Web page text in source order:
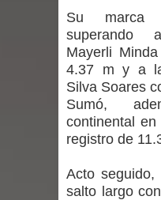
Linares:
Seremi
niños y
Del
Su marca
superando
Mayerli
4.37 m y a
Silva Soares
Sumó,
continental
registro de
Acto
salto largo